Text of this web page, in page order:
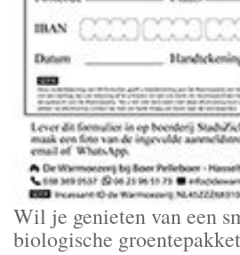
Wil je genieten van een
biologische